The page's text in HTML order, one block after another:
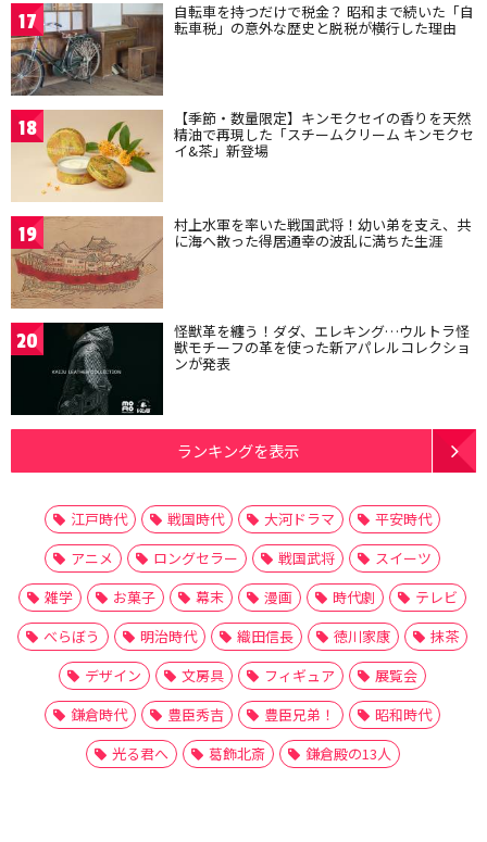
17 自転車を持つだけで税金？ 昭和まで続いた「自
転車税」の意外な歴史と脱税が横行した理由
18 【季節・数量限定】キンモクセイの香りを天然
精油で再現した「スチームクリーム キンモクセ
イ&茶」新登場
19 村上水軍を率いた戦国武将！幼い弟を支え、共
に海へ散った得居通幸の波乱に満ちた生涯
20 怪獣革を纏う！ダダ、エレキング…ウルトラ怪
獣モチーフの革を使った新アパレルコレクショ
ンが発表
ランキングを表示
江戸時代 戦国時代 大河ドラマ
平安時代
アニメ
ロングセラー 戦国武将
スイーツ
雑学
お菓子 幕末 漫画 時代劇
テレビ
べらぼう
明治時代 織田信長 徳川家康
抹茶
デザイン
文房具 フィギュア
展覧会
鎌倉時代
豊臣秀吉 豊臣兄弟！
昭和時代
光る君へ
葛飾北斎 鎌倉殿の13人